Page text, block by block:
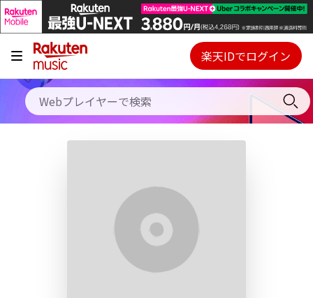
キャンペーン
料金プラン
使い方
Webプレイヤー
ご契約内容の確認・変更
楽天IDでログイン